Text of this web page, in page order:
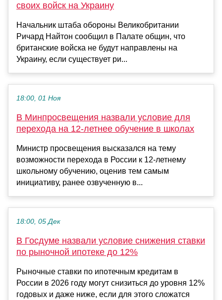
своих войск на Украину
Начальник штаба обороны Великобритании
Ричард Найтон сообщил в Палате общин, что
британские войска не будут направлены на
Украину, если существует ри...
18:00, 01 Ноя
В Минпросвещения назвали условие для
перехода на 12-летнее обучение в школах
Министр просвещения высказался на тему
возможности перехода в России к 12-летнему
школьному обучению, оценив тем самым
инициативу, ранее озвученную в...
18:00, 05 Дек
В Госдуме назвали условие снижения ставки
по рыночной ипотеке до 12%
Рыночные ставки по ипотечным кредитам в
России в 2026 году могут снизиться до уровня 12%
годовых и даже ниже, если для этого сложатся